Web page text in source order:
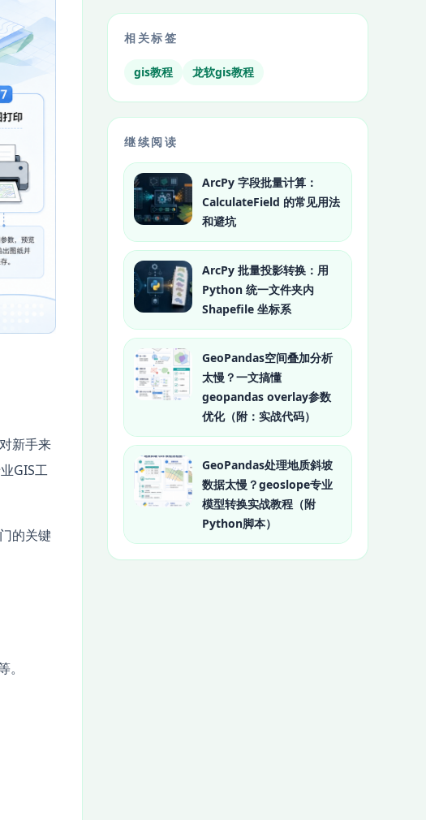
新手来
GIS工
的关键
相关标签
gis教程 龙软gis教程
继续阅读
ArcPy 字段批量计算：
CalculateField 的常见用法
和避坑
ArcPy 批量投影转换：用
Python 统一文件夹内
Shapefile 坐标系
GeoPandas空间叠加分析
太慢？一文搞懂
geopandas overlay参数
优化（附：实战代码）
GeoPandas处理地质斜坡
数据太慢？geoslope专业
模型转换实战教程（附
Python脚本）